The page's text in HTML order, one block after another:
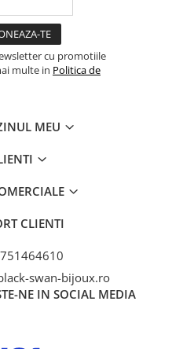
cu promotiile
multe in Politica de
MEU
CLIENTI
swan-bijoux.ro
NE IN SOCIAL MEDIA